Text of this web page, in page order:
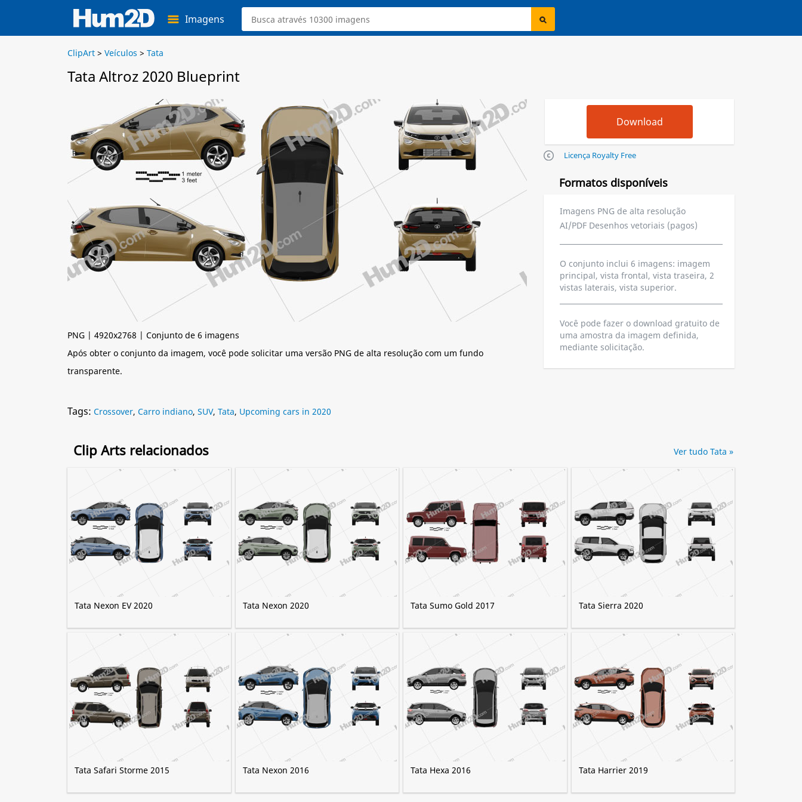
Imagens
ClipArt > Veículos > Tata
Tata Altroz 2020 Blueprint
PNG | 4920x2768 | Conjunto de 6 imagens
Após obter o conjunto da imagem, você pode solicitar uma versão PNG de alta resolução com um fundo
transparente.
Licença Royalty Free
Formatos disponíveis
Imagens PNG de alta resolução
AI/PDF Desenhos vetoriais (pagos)
O conjunto inclui 6 imagens: imagem
principal, vista frontal, vista traseira, 2
vistas laterais, vista superior.
Você pode fazer o download gratuito de
uma amostra da imagem definida,
mediante solicitação.
Tags: Crossover, Carro indiano, SUV, Tata, Upcoming cars in 2020
Clip Arts relacionados
Tata Nexon EV 2020 Tata Nexon 2020 Tata Sumo Gold 2017 Tata Sierra 2020
Tata Safari Storme 2015 Tata Nexon 2016 Tata Hexa 2016 Tata Harrier 2019
Ver tudo Tata »